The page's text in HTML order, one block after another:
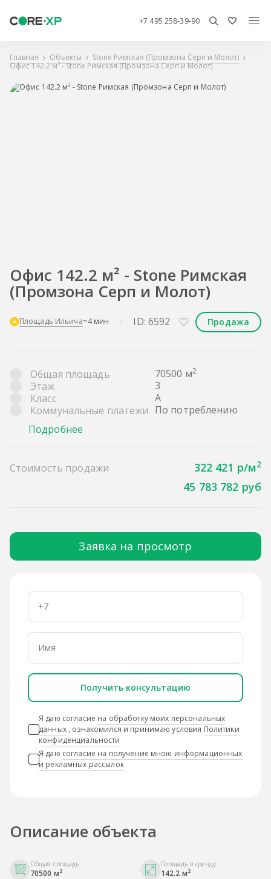
+7 495 258-39-90
Главная Объекты
Stone Римская (Промзона Серп и Молот)
Офис 142.2 м² - Stone Римская (Промзона Серп и Молот)
Офис 142.2 м² - Stone Римская
(Промзона Серп и Молот)
Площадь Ильича~4 мин ID: 6592 Продажа
Общая площадь 70500 м2
Этаж
3
Класс
A
Коммунальные платежи По потреблению
Подробнее
Стоимость продажи 322 421 р/м2
45 783 782 руб
Заявка на просмотр
Получить консультацию
Я даю согласие на обработку моих персональных
данных, ознакомился и принимаю условия Политики
конфиденциальности
Я даю согласие на получение мною информационных
и рекламных рассылок
Описание объекта
Общая площадь
70500 м2
Площадь в аренду
142.2 м2